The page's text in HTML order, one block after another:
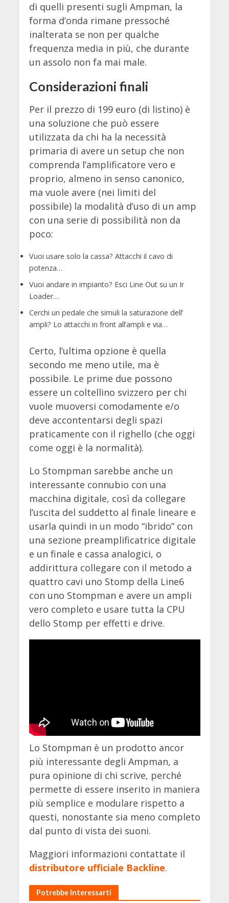
di quelli presenti sugli Ampman, la
forma d’onda rimane pressoché
inalterata se non per qualche
frequenza media in più, che durante
un assolo non fa mai male.
Considerazioni finali
Per il prezzo di 199 euro (di listino) è
una soluzione che può essere
utilizzata da chi ha la necessità
primaria di avere un setup che non
comprenda l’amplificatore vero e
proprio, almeno in senso canonico,
ma vuole avere (nei limiti del
possibile) la modalità d’uso di un amp
con una serie di possibilità non da
poco:
Vuoi usare solo la cassa? Attacchi il cavo di
potenza…
Vuoi andare in impianto? Esci Line Out su un Ir
Loader…
Cerchi un pedale che simuli la saturazione dell’
ampli? Lo attacchi in front all’ampli e via…
Certo, l’ultima opzione è quella
secondo me meno utile, ma è
possibile. Le prime due possono
essere un coltellino svizzero per chi
vuole muoversi comodamente e/o
deve accontentarsi degli spazi
praticamente con il righello (che oggi
come oggi è la normalità).
Lo Stompman sarebbe anche un
interessante connubio con una
macchina digitale, così da collegare
l’uscita del suddetto al finale lineare e
usarla quindi in un modo “ibrido” con
una sezione preamplificatrice digitale
e un finale e cassa analogici, o
addirittura collegare con il metodo a
quattro cavi uno Stomp della Line6
con uno Stompman e avere un ampli
vero completo e usare tutta la CPU
dello Stomp per effetti e drive.
Lo Stompman è un prodotto ancor
più interessante degli Ampman, a
pura opinione di chi scrive, perché
permette di essere inserito in maniera
più semplice e modulare rispetto a
questi, nonostante sia meno completo
dal punto di vista dei suoni.
Maggiori informazioni contattate il
distributore ufficiale Backline.
Potrebbe Interessarti